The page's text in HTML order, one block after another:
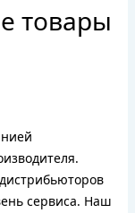
товары
сервиса. Наш